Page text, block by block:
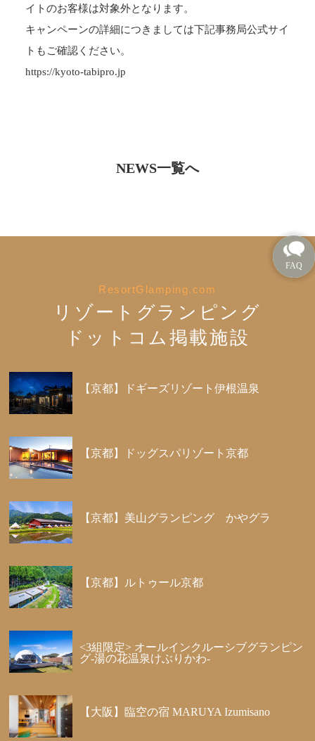
イトのお客様は対象外となります。
キャンペーンの詳細につきましては下記事務局公式サイ
トもご確認ください。
https://kyoto-tabipro.jp
NEWS一覧へ
ResortGlamping.com
リゾートグランピング
ドットコム掲載施設
【京都】ドギーズリゾート伊根温泉
【京都】ドッグスパリゾート京都
【京都】美山グランピング かやグラ
【京都】ルトゥール京都
<3組限定> オールインクルーシブグランピン
グ-湯の花温泉けぶりかわ-
【大阪】臨空の宿 MARUYA Izumisano